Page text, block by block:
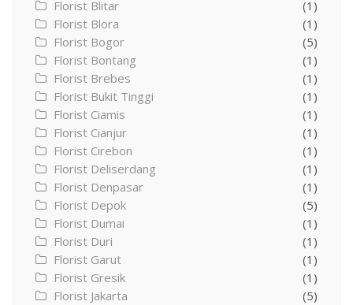
Florist Blitar
(1)
Florist Blora
(1)
Florist Bogor
(5)
Florist Bontang
(1)
Florist Brebes
(1)
Florist Bukit Tinggi
(1)
Florist Ciamis
(1)
Florist Cianjur
(1)
Florist Cirebon
(1)
Florist Deliserdang
(1)
Florist Denpasar
(1)
Florist Depok
(5)
Florist Dumai
(1)
Florist Duri
(1)
Florist Garut
(1)
Florist Gresik
(1)
Florist Jakarta
(5)